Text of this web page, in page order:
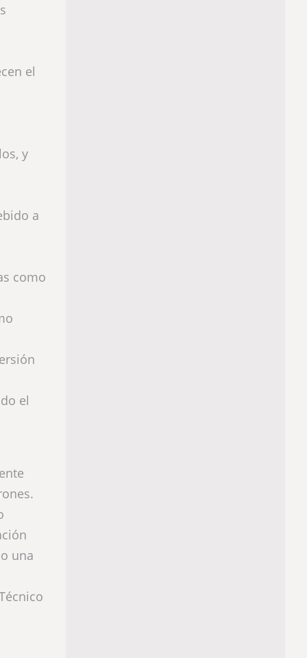
el
y
a
como
el
una